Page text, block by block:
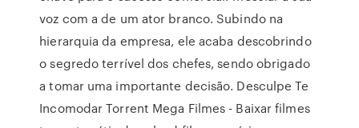
voz com a de um ator branco. Subindo na
hierarquia da empresa, ele acaba descobrindo
o segredo terrível dos chefes, sendo obrigado
a tomar uma importante decisão. Desculpe Te
Incomodar Torrent Mega Filmes - Baixar filmes